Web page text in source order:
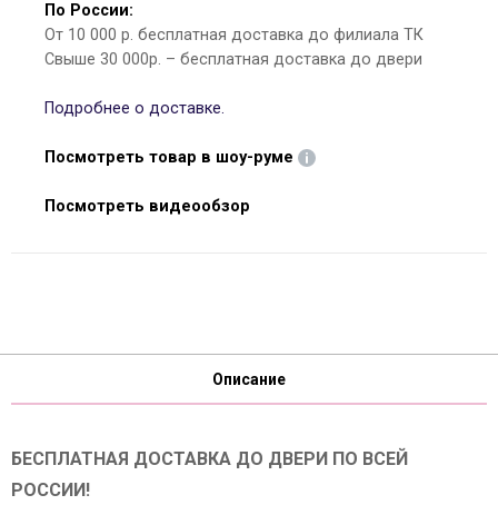
По России:
От 10 000 р. бесплатная доставка до филиала ТК
Свыше 30 000р. – бесплатная доставка до двери
Подробнее о доставке.
Посмотреть товар в шоу-руме
Посмотреть видеообзор
Описание
БЕСПЛАТНАЯ ДОСТАВКА ДО ДВЕРИ ПО ВСЕЙ
РОССИИ!